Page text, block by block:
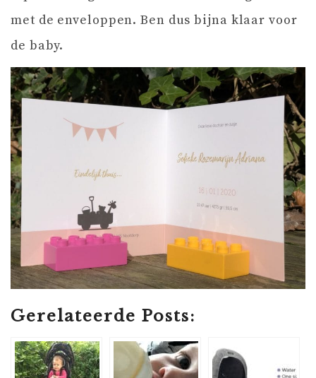
met de enveloppen. Ben dus bijna klaar voor
de baby.
Gerelateerde Posts: